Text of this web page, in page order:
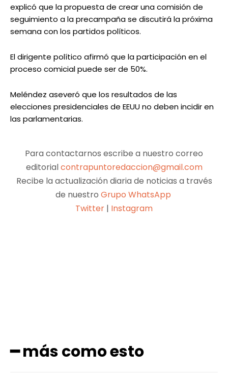
explicó que la propuesta de crear una comisión de
seguimiento a la precampaña se discutirá la próxima
semana con los partidos políticos.
El dirigente político afirmó que la participación en el
proceso comicial puede ser de 50%.
Meléndez aseveró que los resultados de las
elecciones presidenciales de EEUU no deben incidir en
las parlamentarias.
Para contactarnos escribe a nuestro correo
editorialcontrapuntoredaccion@gmail.com
Recibe la actualización diaria de noticias a través
de nuestro Grupo WhatsApp
Twitter | Instagram
━ más como esto